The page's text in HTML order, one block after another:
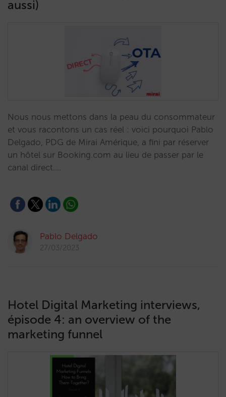
aussi)
Nous nous mettons dans la peau du consommateur
et vous racontons un cas réel : voici pourquoi Pablo
Delgado, PDG de Mirai Amérique, a fini par réserver
un hôtel sur Booking.com au lieu de passer par le
canal direct.…
Pablo Delgado
27/03/2023
Hotel Digital Marketing interviews,
épisode 4: an overview of the
marketing funnel